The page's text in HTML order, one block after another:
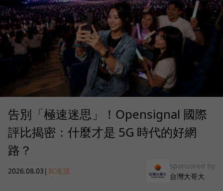
告別「極速迷思」！Opensignal 國際
評比揭密：什麼才是 5G 時代的好網
路？
2026.08.03 | 3C生活
sponsored by
台灣大哥大